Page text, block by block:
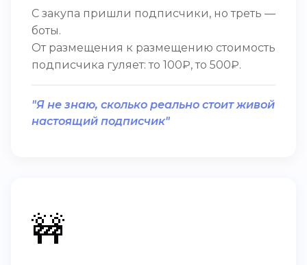
С закупа пришли подписчики, но треть —
боты.
От размещения к размещению стоимость
подписчика гуляет: то 100₽, то 500₽.
"Я не знаю, сколько реально стоит живой
настоящий подписчик"
🚧